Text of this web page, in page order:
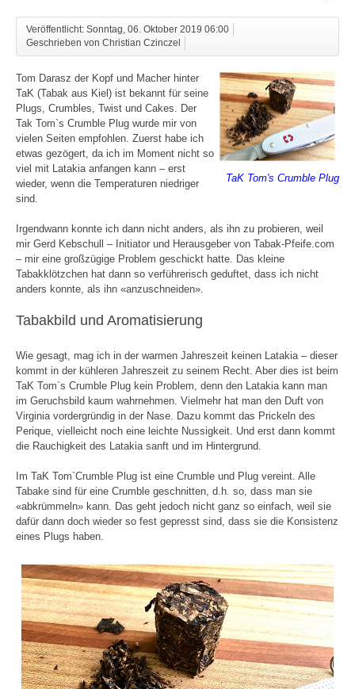
Veröffentlicht: Sonntag, 06. Oktober 2019 06:00
Geschrieben von Christian Czinczel
TaK Tom's Crumble Plug
Tom Darasz der Kopf und Macher hinter
TaK (Tabak aus Kiel) ist bekannt für seine
Plugs, Crumbles, Twist und Cakes. Der
Tak Tom`s Crumble Plug wurde mir von
vielen Seiten empfohlen. Zuerst habe ich
etwas gezögert, da ich im Moment nicht so
viel mit Latakia anfangen kann – erst
wieder, wenn die Temperaturen niedriger
sind.
Irgendwann konnte ich dann nicht anders, als ihn zu probieren, weil
mir Gerd Kebschull – Initiator und Herausgeber von Tabak-Pfeife.com
– mir eine großzügige Problem geschickt hatte. Das kleine
Tabakklötzchen hat dann so verführerisch geduftet, dass ich nicht
anders konnte, als ihn «anzuschneiden».
Tabakbild und Aromatisierung
Wie gesagt, mag ich in der warmen Jahreszeit keinen Latakia – dieser
kommt in der kühleren Jahreszeit zu seinem Recht. Aber dies ist beim
TaK Tom`s Crumble Plug kein Problem, denn den Latakia kann man
im Geruchsbild kaum wahrnehmen. Vielmehr hat man den Duft von
Virginia vordergründig in der Nase. Dazu kommt das Prickeln des
Perique, vielleicht noch eine leichte Nussigkeit. Und erst dann kommt
die Rauchigkeit des Latakia sanft und im Hintergrund.
Im TaK Tom`Crumble Plug ist eine Crumble und Plug vereint. Alle
Tabake sind für eine Crumble geschnitten, d.h. so, dass man sie
«abkrümmeln» kann. Das geht jedoch nicht ganz so einfach, weil sie
dafür dann doch wieder so fest gepresst sind, dass sie die Konsistenz
eines Plugs haben.